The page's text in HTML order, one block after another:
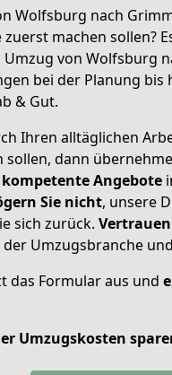
Wolfsburg nach
zuerst machen sollen?
Umzug von Wolfsburg
bei der Planung bis
& Gut.
Ihren alltäglichen
sollen, dann
kompetente Angebote
Sie nicht, unsere
sich zurück. Vertrauen
der Umzugsbranche
das Formular aus und
Umzugskosten